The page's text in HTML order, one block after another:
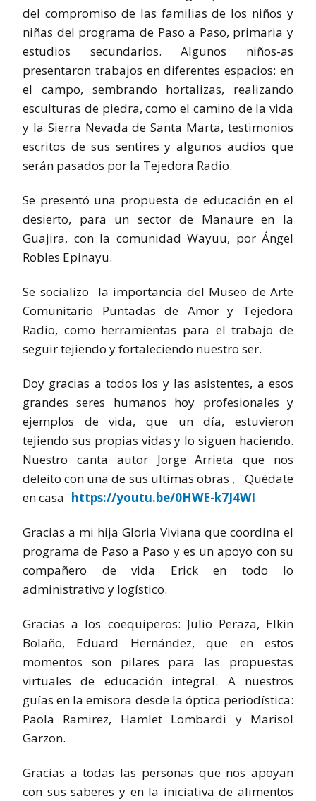
del compromiso de las familias de los niños y
niñas del programa de Paso a Paso, primaria y
estudios secundarios. Algunos niños-as
presentaron trabajos en diferentes espacios: en
el campo, sembrando hortalizas, realizando
esculturas de piedra, como el camino de la vida
y la Sierra Nevada de Santa Marta, testimonios
escritos de sus sentires y algunos audios que
serán pasados por la Tejedora Radio.
Se presentó una propuesta de educación en el
desierto, para un sector de Manaure en la
Guajira, con la comunidad Wayuu, por Ángel
Robles Epinayu.
Se socializo la importancia del Museo de Arte
Comunitario Puntadas de Amor y Tejedora
Radio, como herramientas para el trabajo de
seguir tejiendo y fortaleciendo nuestro ser.
Doy gracias a todos los y las asistentes, a esos
grandes seres humanos hoy profesionales y
ejemplos de vida, que un día, estuvieron
tejiendo sus propias vidas y lo siguen haciendo.
Nuestro canta autor Jorge Arrieta que nos
deleito con una de sus ultimas obras , ¨Quédate
en casa¨https://youtu.be/0HWE-k7J4WI
Gracias a mi hija Gloria Viviana que coordina el
programa de Paso a Paso y es un apoyo con su
compañero de vida Erick en todo lo
administrativo y logístico.
Gracias a los coequiperos: Julio Peraza, Elkin
Bolaño, Eduard Hernández, que en estos
momentos son pilares para las propuestas
virtuales de educación integral. A nuestros
guías en la emisora desde la óptica periodística:
Paola Ramirez, Hamlet Lombardi y Marisol
Garzon.
Gracias a todas las personas que nos apoyan
con sus saberes y en la iniciativa de alimentos